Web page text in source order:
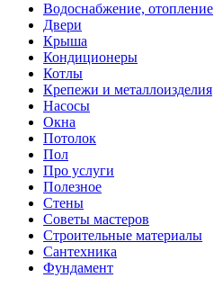
Водоснабжение, отопление
Двери
Крыша
Кондиционеры
Котлы
Крепежи и металлоизделия
Насосы
Окна
Потолок
Пол
Про услуги
Полезное
Стены
Советы мастеров
Строительные материалы
Сантехника
Фундамент